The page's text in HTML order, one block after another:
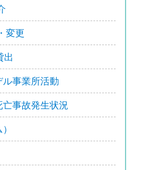
変更
出
事業所活動
事故発生状況